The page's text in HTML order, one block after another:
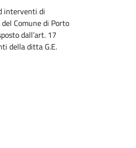
interventi di
Comune di Porto
dall’art. 17
della ditta G.E.